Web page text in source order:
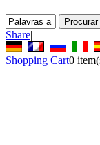
Share|
Shopping Cart0